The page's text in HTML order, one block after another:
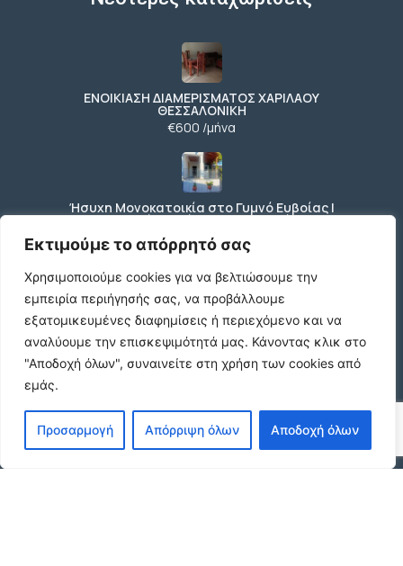
Εκτιμούμε το απόρρητό σας
Χρησιμοποιούμε cookies για να βελτιώσουμε την
εμπειρία περιήγησής σας, να προβάλλουμε
εξατομικευμένες διαφημίσεις ή περιεχόμενο και να
αναλύουμε την επισκεψιμότητά μας. Κάνοντας κλικ στο
"Αποδοχή όλων", συναινείτε στη χρήση των cookies από
εμάς.
Προσαρμογή Απόρριψη όλων Αποδοχή όλων
ΕΝΟΙΚΙΑΣΗ ΔΙΑΜΕΡΙΣΜΑΤΟΣ ΧΑΡΙΛΑΟΥ
ΘΕΣΣΑΛΟΝΙΚΗ
€600 /μήνα
Ήσυχη Μονοκατοικία στο Γυμνό Ευβοίας |
Κοντά σε Θάλασσα & Βουνό
€52 /μήνα
ΕΝΟΙΚΙΑΣΗ ΔΙΑΜΕΡΙΣΜΑΤΟΣ ΧΑΡΙΛΑΟΥ
ΘΕΣΣΑΛΟΝΙΚΗ
€600 /μήνα
Κωδικος ακινητου Μ480 καταστημα στον
Ευοσμο